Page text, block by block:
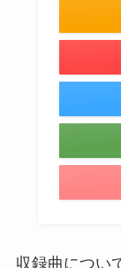
収録曲につい